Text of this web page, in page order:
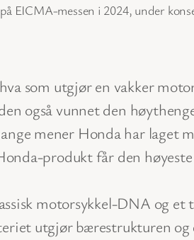
EICMA-messen i 2024, under
som utgjør en vakker
også vunnet den
mener Honda har laget
produkt får den
motorsykkel-DNA og et
utgjør bærestrukturen og